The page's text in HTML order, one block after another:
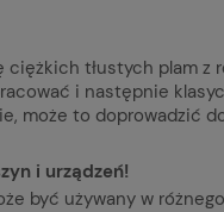
tłustych plam
i następnie
może to doprowadzić
i urządzeń!
być używany w